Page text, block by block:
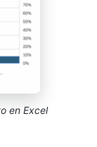
en Excel